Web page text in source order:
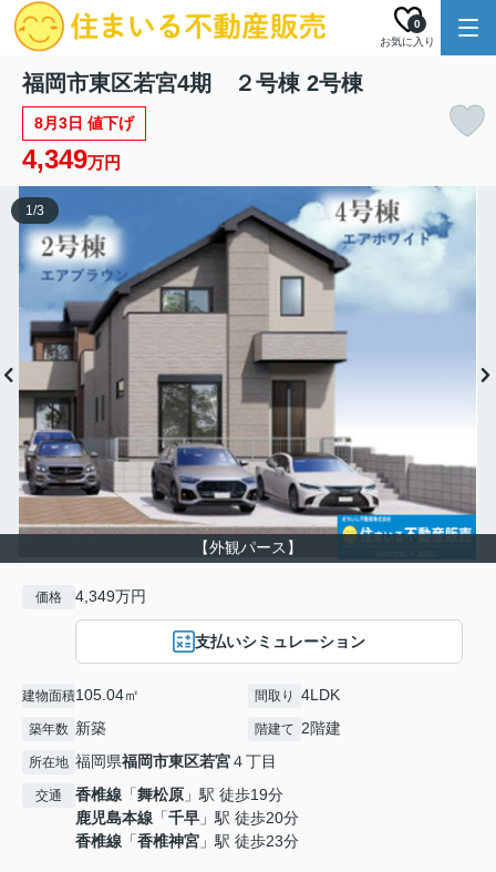
お気に入り
0
福岡市東区若宮4期 ２号棟 2号棟
8月3日 値下げ
4,349万円
【外観パース】
1/3
価格 4,349万円
支払いシミュレーション
建物面積105.04㎡ 間取り 4LDK
築年数 新築 階建て 2階建
所在地 福岡県福岡市東区若宮４丁目
交通 香椎線 「舞松原 」駅 徒歩19分
鹿児島本線 「千早 」駅 徒歩20分
香椎線 「香椎神宮 」駅 徒歩23分